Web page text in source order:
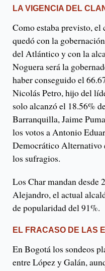
LA VIGENCIA DEL
Como estaba previsto,
quedó con la
del Atlántico y con la
Noguera será la
haber conseguido el
Nicolás Petro, hijo del
solo alcanzó el 18.56%
Barranquilla, Jaime
los votos a Antonio
Democrático Alternativo
los sufragios.
Los Char mandan desde
Alejandro, el actual
de popularidad del 91%.
EL FRACASO DE LAS
En Bogotá los sondeos
entre López y Galán,